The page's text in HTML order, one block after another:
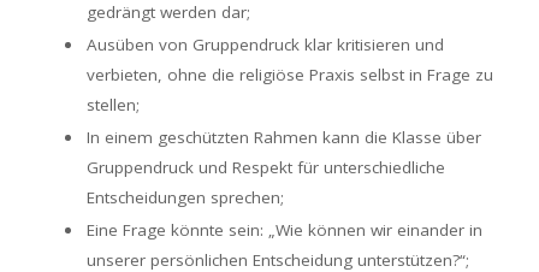
gedrängt werden dar;
Ausüben von Gruppendruck klar kritisieren und
verbieten, ohne die religiöse Praxis selbst in Frage zu
stellen;
In einem geschützten Rahmen kann die Klasse über
Gruppendruck und Respekt für unterschiedliche
Entscheidungen sprechen;
Eine Frage könnte sein: „Wie können wir einander in
unserer persönlichen Entscheidung unterstützen?“;